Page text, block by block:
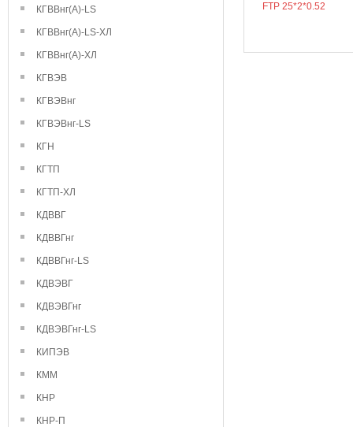
КГВВнг(А)-LS
КГВВнг(А)-LS-ХЛ
КГВВнг(А)-ХЛ
КГВЭВ
КГВЭВнг
КГВЭВнг-LS
КГН
КГТП
КГТП-ХЛ
КДВВГ
КДВВГнг
КДВВГнг-LS
КДВЭВГ
КДВЭВГнг
КДВЭВГнг-LS
КИПЭВ
КММ
КНР
КНР-П
FTP 25*2*0.52